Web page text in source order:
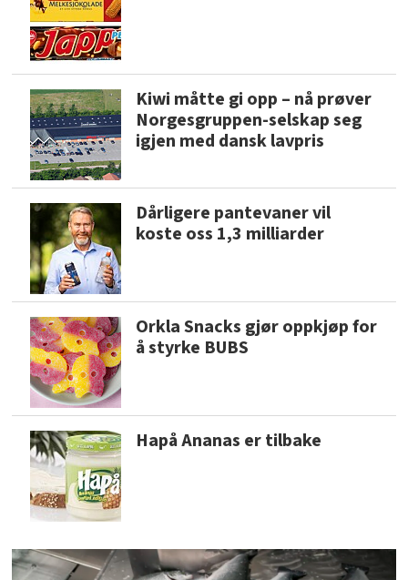
Kiwi måtte gi opp – nå prøver
Norgesgruppen-selskap seg
igjen med dansk lavpris
Dårligere pantevaner vil
koste oss 1,3 milliarder
Orkla Snacks gjør oppkjøp for
å styrke BUBS
Hapå Ananas er tilbake